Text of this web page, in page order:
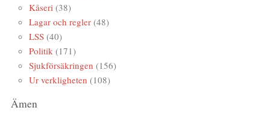
Kåseri (38)
Lagar och regler(48)
LSS(40)
Politik (171)
Sjukförsäkringen (156)
Ur verkligheten (108)
Ämen